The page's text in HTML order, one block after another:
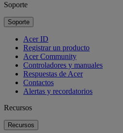
Soporte
Soporte
Acer ID
Registrar un producto
Acer Community
Controladores y manuales
Respuestas de Acer
Contactos
Alertas y recordatorios
Recursos
Recursos